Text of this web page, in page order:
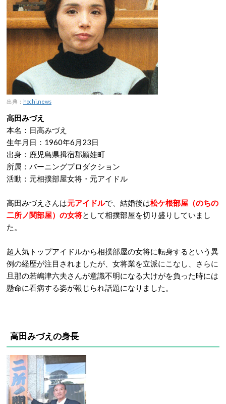
出典： hochi.news
高田みづえ
本名：日高みづえ
生年月日：1960年6月23日
出身：鹿児島県揖宿郡頴娃町
所属：バーニングプロダクション
活動：元相撲部屋女将・元アイドル
高田みづえさんは元アイドルで、結婚後は松ケ根部屋（のちの
二所ノ関部屋）の女将として相撲部屋を切り盛りしていまし
た。
超人気トップアイドルから相撲部屋の女将に転身するという異
例の経歴が注目されましたが、女将業を立派にこなし、さらに
旦那の若嶋津六夫さんが意識不明になる大けがを負った時には
懸命に看病する姿が報じられ話題になりました。
高田みづえの身長